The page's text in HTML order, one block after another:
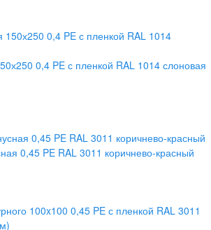
0,4 PE с пленкой RAL 1014 слоновая
0,45 PE RAL 3011 коричнево-красный